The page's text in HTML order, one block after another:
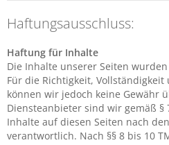
Haftungsausschluss:
Haftung für Inhalte
Die Inhalte unserer Seiten
Für die Richtigkeit,
können wir jedoch keine Gewähr
Diensteanbieter sind wir gemäß §
Inhalte auf diesen Seiten nach
verantwortlich. Nach §§ 8 bis 10